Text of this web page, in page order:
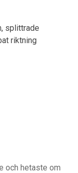
splittrade
riktning
och hetaste om